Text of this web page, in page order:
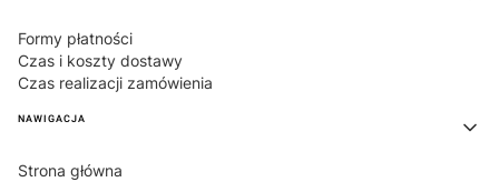
Formy płatności
Czas i koszty dostawy
Czas realizacji zamówienia
NAWIGACJA
Strona główna